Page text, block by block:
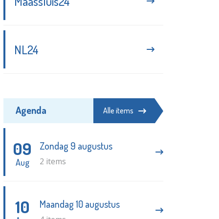
NL24
Agenda Alle items
09
Aug
Zondag 9 augustus
2 items
10 Maandag 10 augustus